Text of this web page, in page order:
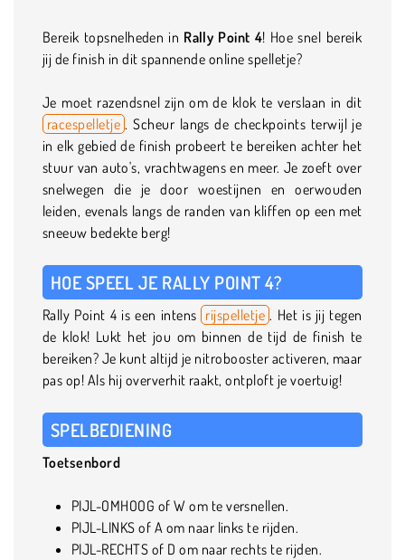
Bereik topsnelheden in Rally Point 4! Hoe snel bereik
jij de finish in dit spannende online spelletje?
Je moet razendsnel zijn om de klok te verslaan in dit
racespelletje . Scheur langs de checkpoints terwijl je
in elk gebied de finish probeert te bereiken achter het
stuur van auto's, vrachtwagens en meer. Je zoeft over
snelwegen die je door woestijnen en oerwouden
leiden, evenals langs de randen van kliffen op een met
sneeuw bedekte berg!
HOE SPEEL JE RALLY POINT 4?
Rally Point 4 is een intens rijspelletje . Het is jij tegen
de klok! Lukt het jou om binnen de tijd de finish te
bereiken? Je kunt altijd je nitrobooster activeren, maar
pas op! Als hij oververhit raakt, ontploft je voertuig!
SPELBEDIENING
Toetsenbord
PIJL-OMHOOG of W om te versnellen.
PIJL-LINKS of A om naar links te rijden.
PIJL-RECHTS of D om naar rechts te rijden.